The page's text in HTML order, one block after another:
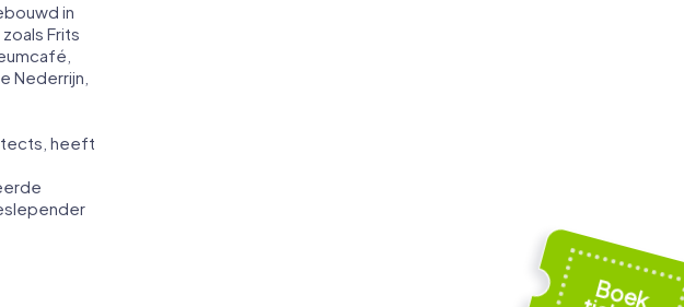
in
Frits
Nederrijn,
heeft